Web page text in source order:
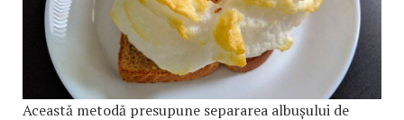
Această metodă presupune separarea albușului de